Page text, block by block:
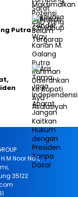
Putra
Noor No.1,
35122